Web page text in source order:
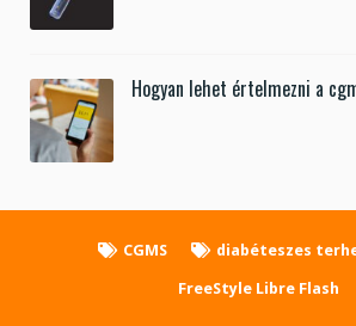
Hogyan lehet értelmezni a
CGMS diabéteszes
FreeStyle Libre Flash